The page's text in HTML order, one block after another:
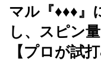
マル『♦♦♦』
し、スピン
【プロが試